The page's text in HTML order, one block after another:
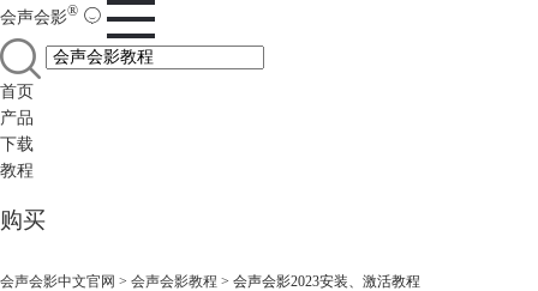
会声会影®
首页
产品
下载
教程
购买
会声会影中文官网 > 会声会影教程 > 会声会影2023安装、激活教程